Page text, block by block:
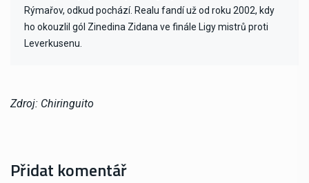
Rýmařov, odkud pochází. Realu fandí už od roku 2002, kdy
ho okouzlil gól Zinedina Zidana ve finále Ligy mistrů proti
Leverkusenu.
Zdroj: Chiringuito
Přidat komentář